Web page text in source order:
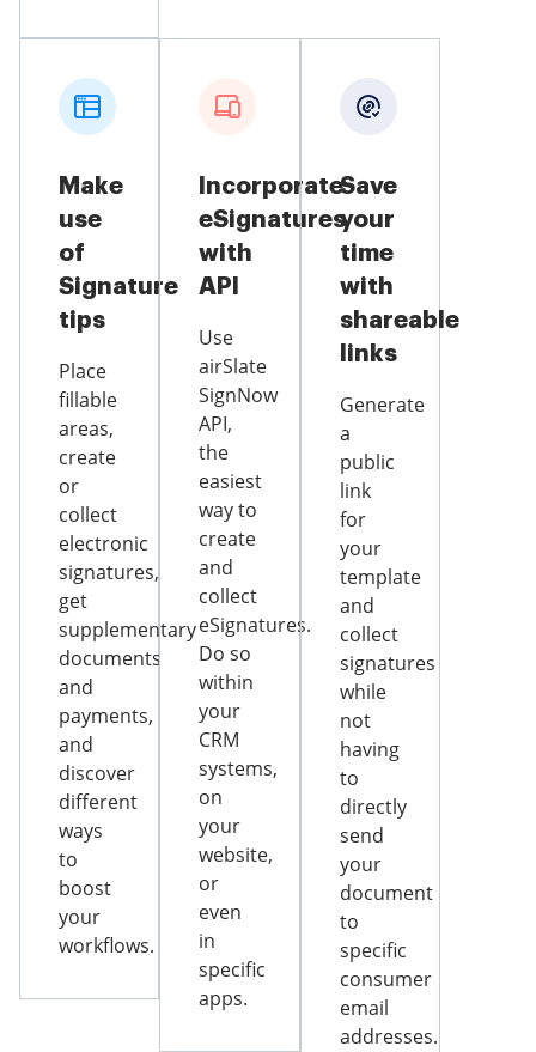
Make
use
of
Signature
tips
Place
fillable
areas,
create
or
collect
electronic
signatures,
get
supplementary
documents
and
payments,
and
discover
different
ways
to
boost
your
workflows.
Incorporate
eSignatures
with
API
Use
airSlate
SignNow
API,
the
easiest
way to
create
and
collect
eSignatures.
Do so
within
your
CRM
systems,
on
your
website,
or
even
in
specific
apps.
Save
your
time
with
shareable
links
Generate
a
public
link
for
your
template
and
collect
signatures
while
not
having
to
directly
send
your
document
to
specific
consumer
email
addresses.